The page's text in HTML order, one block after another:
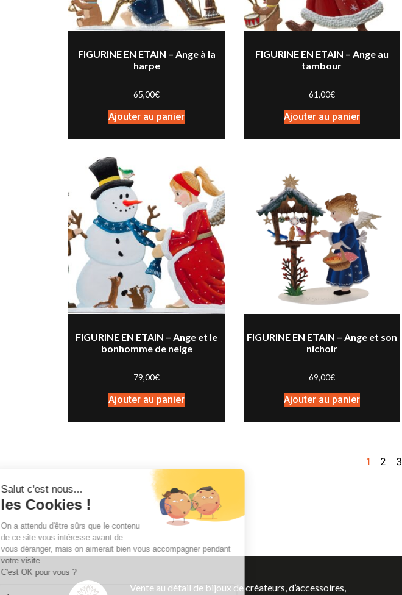
FIGURINE EN ETAIN – Ange à la
harpe
65,00€
Ajouter au panier
FIGURINE EN ETAIN – Ange au
tambour
61,00€
Ajouter au panier
FIGURINE EN ETAIN – Ange et le
bonhomme de neige
79,00€
Ajouter au panier
FIGURINE EN ETAIN – Ange et son
nichoir
69,00€
Ajouter au panier
1 2 3
Vente au détail de bijoux de créateurs, d’accessoires,
Salut c'est nous...
les Cookies !
On a attendu d'être sûrs que le contenu
de ce site vous intéresse avant de
vous déranger, mais on aimerait bien vous accompagner pendant
votre visite...
C'est OK pour vous ?